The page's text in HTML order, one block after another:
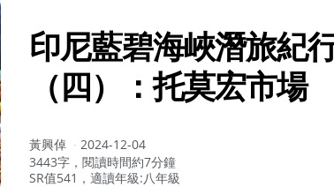
印尼藍碧海峽潛旅紀
（四）：托莫宏市場
作
者：
黃興倬
2024-12-04
3443字，閱讀時間約7分鐘
SR值541，適讀年級:八年級